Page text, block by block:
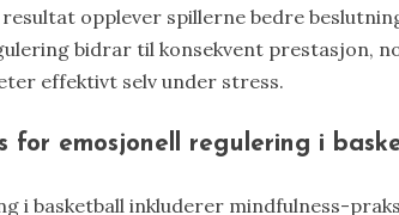
opplever spillerne bedre
bidrar til konsekvent prestasjon,
effektivt selv under stress.
for emosjonell regulering i
i basketball inkluderer mindfulness-